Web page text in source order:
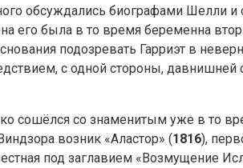
обсуждались биографами Шелли и
его была в то время беременна
подозревать Гарриэт в
с одной стороны, давнишней
сошёлся со знаменитым уже в то
возник «Аластор» (1816),
под заглавием «Возмущение